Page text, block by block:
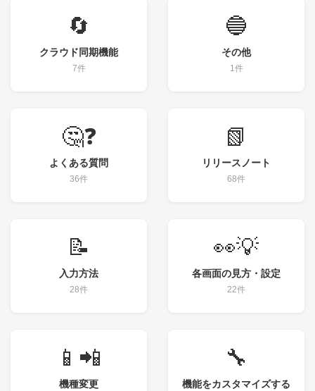
🔄
クラウド同期機能
7件
🔵
その他
1件
🤔❓
よくある質問
36件
📗
リリースノート
68件
📝
入力方法
28件
👀💡
各画面の見方・設定
22件
📱📲
機種変更
🔧
機能をカスタマイズする